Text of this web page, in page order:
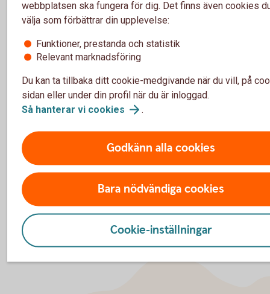
Ring 0771-33 44 33
Vill du veta mer om de nya
betalningsformaten?
Du kan följa utvecklingen och få uppdaterad
webbplatsen ska fungera för dig. Det finns även cookies
välja som förbättrar din upplevelse:
Funktioner, prestanda och statistik
Relevant marknadsföring
Du kan ta tillbaka ditt cookie-medgivande när du vill, på
sidan eller under din profil när du är inloggad.
Så hanterar vi cookies .
Godkänn alla cookies
Bara nödvändiga cookies
Cookie-inställningar